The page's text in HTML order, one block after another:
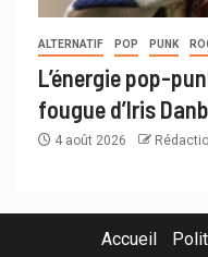
ALTERNATIF POP PUNK
L’énergie pop-
fougue d’Iris
4 août 2026
Accueil